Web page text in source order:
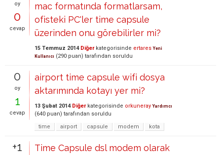
oy
0
cevap
mac formatında formatlarsam,
ofisteki PC'ler time capsule
üzerinden onu görebilirler mi?
15 Temmuz 2014 Diğerkategorisinde ertares Yeni
Kullanıcı (290 puan) tarafından soruldu
0
oy
1
cevap
airport time capsule wifi dosya
aktarımında kotayı yer mi?
13 Şubat 2014 Diğerkategorisinde orkuneray Yardımcı
(640 puan) tarafından soruldu
time
airport capsule modem kota
+1
Time Capsule dsl modem olarak